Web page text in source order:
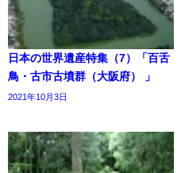
日本の世界遺産特集（7）「百舌
鳥・古市古墳群（大阪府） 」
2021年10月3日